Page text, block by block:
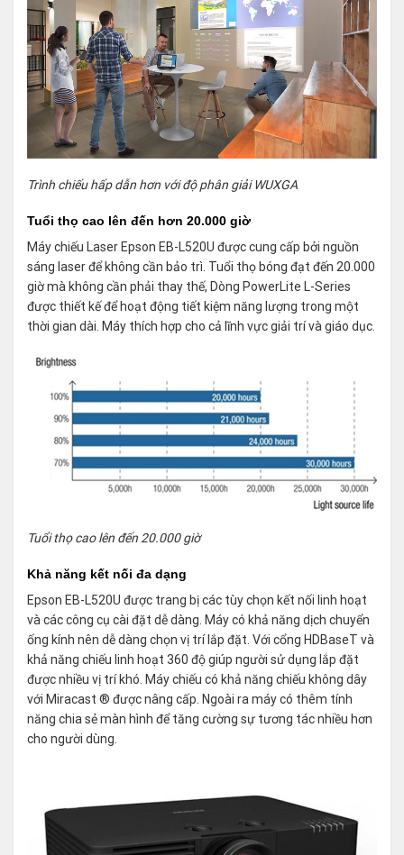
Trình chiếu hấp dẫn hơn với độ phân giải WUXGA
Tuổi thọ cao lên đến hơn 20.000 giờ
Máy chiếu Laser Epson EB-L520U được cung cấp bởi nguồn
sáng laser để không cần bảo trì. Tuổi thọ bóng đạt đến 20.000
giờ mà không cần phải thay thế, Dòng PowerLite L-Series
được thiết kế để hoạt động tiết kiệm năng lượng trong một
thời gian dài. Máy thích hợp cho cả lĩnh vực giải trí và giáo dục.
Tuổi thọ cao lên đến 20.000 giờ
Khả năng kết nối đa dạng
Epson EB-L520U được trang bị các tùy chọn kết nối linh hoạt
và các công cụ cài đặt dễ dàng. Máy có khả năng dịch chuyển
ống kính nên dễ dàng chọn vị trí lắp đặt. Với cổng HDBaseT và
khả năng chiếu linh hoạt 360 độ giúp người sử dụng lắp đặt
được nhiều vị trí khó. Máy chiếu có khả năng chiếu không dây
với Miracast ® được nâng cấp. Ngoài ra máy có thêm tính
năng chia sẻ màn hình để tăng cường sự tương tác nhiều hơn
cho người dùng.